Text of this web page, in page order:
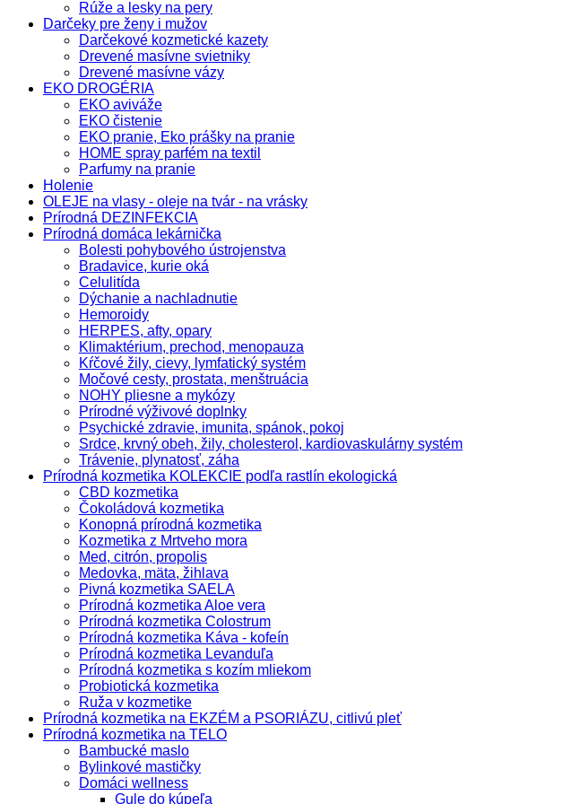
Rúže a lesky na pery
Darčeky pre ženy i mužov
Darčekové kozmetické kazety
Drevené masívne svietniky
Drevené masívne vázy
EKO DROGÉRIA
EKO aviváže
EKO čistenie
EKO pranie, Eko prášky na pranie
HOME spray parfém na textil
Parfumy na pranie
Holenie
OLEJE na vlasy - oleje na tvár - na vrásky
Prírodná DEZINFEKCIA
Prírodná domáca lekárnička
Bolesti pohybového ústrojenstva
Bradavice, kurie oká
Celulitída
Dýchanie a nachladnutie
Hemoroidy
HERPES, afty, opary
Klimaktérium, prechod, menopauza
Kŕčové žily, cievy, lymfatický systém
Močové cesty, prostata, menštruácia
NOHY pliesne a mykózy
Prírodné výživové doplnky
Psychické zdravie, imunita, spánok, pokoj
Srdce, krvný obeh, žily, cholesterol, kardiovaskulárny systém
Trávenie, plynatosť, záha
Prírodná kozmetika KOLEKCIE podľa rastlín ekologická
CBD kozmetika
Čokoládová kozmetika
Konopná prírodná kozmetika
Kozmetika z Mrtveho mora
Med, citrón, propolis
Medovka, mäta, žihlava
Pivná kozmetika SAELA
Prírodná kozmetika Aloe vera
Prírodná kozmetika Colostrum
Prírodná kozmetika Káva - kofeín
Prírodná kozmetika Levanduľa
Prírodná kozmetika s kozím mliekom
Probiotická kozmetika
Ruža v kozmetike
Prírodná kozmetika na EKZÉM a PSORIÁZU, citlivú pleť
Prírodná kozmetika na TELO
Bambucké maslo
Bylinkové mastičky
Domáci wellness
Gule do kúpeľa